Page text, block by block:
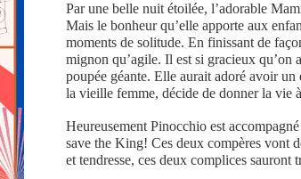
Par une belle nuit étoilée, l’adorable
Mais le bonheur qu’elle apporte aux
moments de solitude. En finissant de
mignon qu’agile. Il est si gracieux qu’on
poupée géante. Elle aurait adoré avoir
la vieille femme, décide de donner la vie
Heureusement Pinocchio est
save the King! Ces deux compères vont
et tendresse, ces deux complices sauront